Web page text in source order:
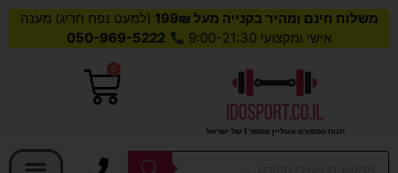
משלוח חינם ומהיר בקנייה מעל 199₪
(למעט נפח חריג) מענה
אישי ומקצועי 9:00-21:30
050-969-5222
חנות הספורט אונליין מספר 1 של ישראל
0
עגלת
Products